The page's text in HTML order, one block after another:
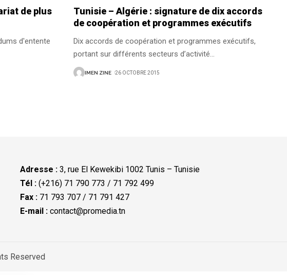
de plus
d'entente
Tunisie – Algérie : signature de dix accords
de coopération et programmes exécutifs
Dix accords de coopération et programmes exécutifs,
portant sur différents secteurs d’activité…
IMEN ZINE 26 OCTOBRE 2015
Adresse : 3, rue El Kewekibi 1002 Tunis – Tunisie
Tél :(+216) 71 790 773 / 71 792 499
Fax :71 793 707 / 71 791 427
E-mail : contact@promedia.tn
Reserved